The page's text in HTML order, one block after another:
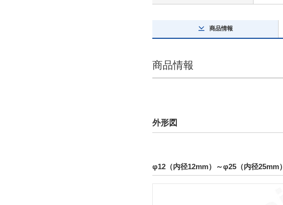
商品情報
商品情報
外形図
φ12（内径12mm）～φ25（内径25mm）